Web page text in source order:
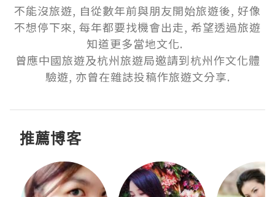
不能沒旅遊, 自從數年前與朋友開始旅遊後, 好像
不想停下來, 每年都要找機會出走, 希望透過旅遊
知道更多當地文化.
曾應中國旅遊及杭州旅遊局邀請到杭州作文化體
驗遊, 亦曾在雜誌投稿作旅遊文分享.
推薦博客